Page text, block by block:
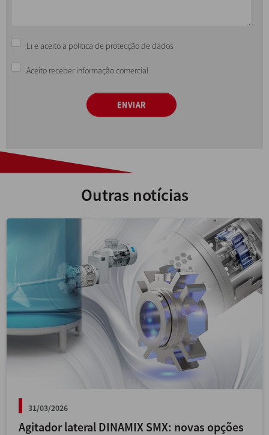
Li e aceito a politica de protecção de dados
Aceito receber informação comercial
ENVIAR
Outras notícias
31/03/2026
Agitador lateral DINAMIX SMX: novas opções